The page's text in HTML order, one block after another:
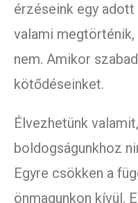
érzéseink egy
valami megtörténik,
nem. Amikor
kötődéseinket.
Élvezhetünk
boldogságunkhoz
Egyre csökken a
önmagunkon kívül.